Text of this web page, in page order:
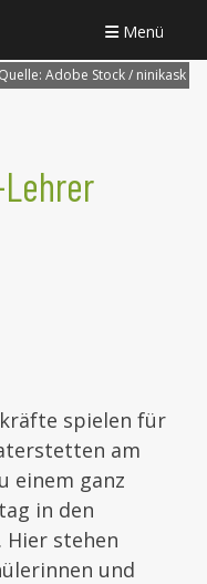
Menü
Quelle: Adobe Stock / ninikask
spielen für
am
einem ganz
in den
stehen
und